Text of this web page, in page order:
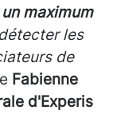
maximum
les
de
Fabienne
d'Experis